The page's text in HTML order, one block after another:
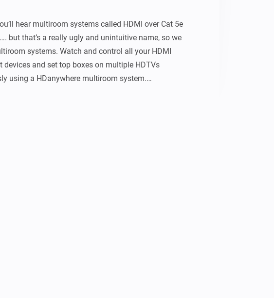
hear multiroom systems called HDMI over Cat 5e
but that’s a really ugly and unintuitive name, so we
systems. Watch and control all your HDMI
devices and set top boxes on multiple HDTVs
using a HDanywhere multiroom system.